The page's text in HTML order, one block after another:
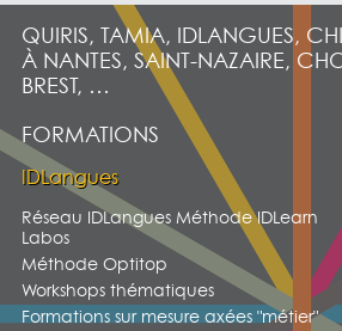
QUIRIS, TAMIA, IDLANGUES,
À NANTES, SAINT-NAZAIRE,
BREST, …
FORMATIONS
IDLangues
Réseau IDLangues Méthode IDLearn
Labos
Méthode Optitop
Workshops thématiques
Formations sur mesure axées "métier"